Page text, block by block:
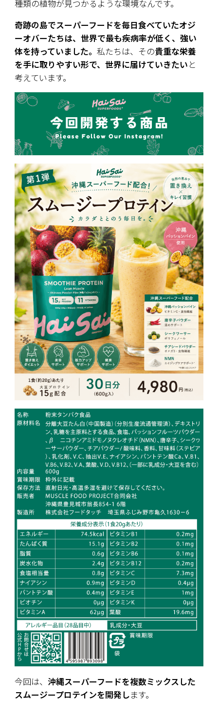
種類の植物が見つかるような環境なんです。
奇跡の島でスーパーフードを毎日食べていたオジ
ーオバーたちは、世界で最も疾病率が低く、強い
体を持っていました。 私たちは、その貴重な栄養
を手に取りやすい形で、世界に届けていきたい と
考えています。
今回は、 沖縄スーパーフードを複数ミックスした
スムージープロテインを開発します。